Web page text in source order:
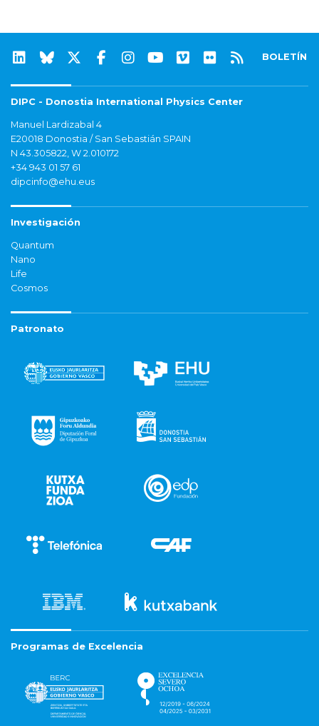
BOLETÍN
DIPC - Donostia International Physics Center
Manuel Lardizabal 4
E20018 Donostia / San Sebastián SPAIN
N 43.305822, W 2.010172
+34 943 01 57 61
dipcinfo@ehu.eus
Investigación
Quantum
Nano
Life
Cosmos
Patronato
Programas de Excelencia